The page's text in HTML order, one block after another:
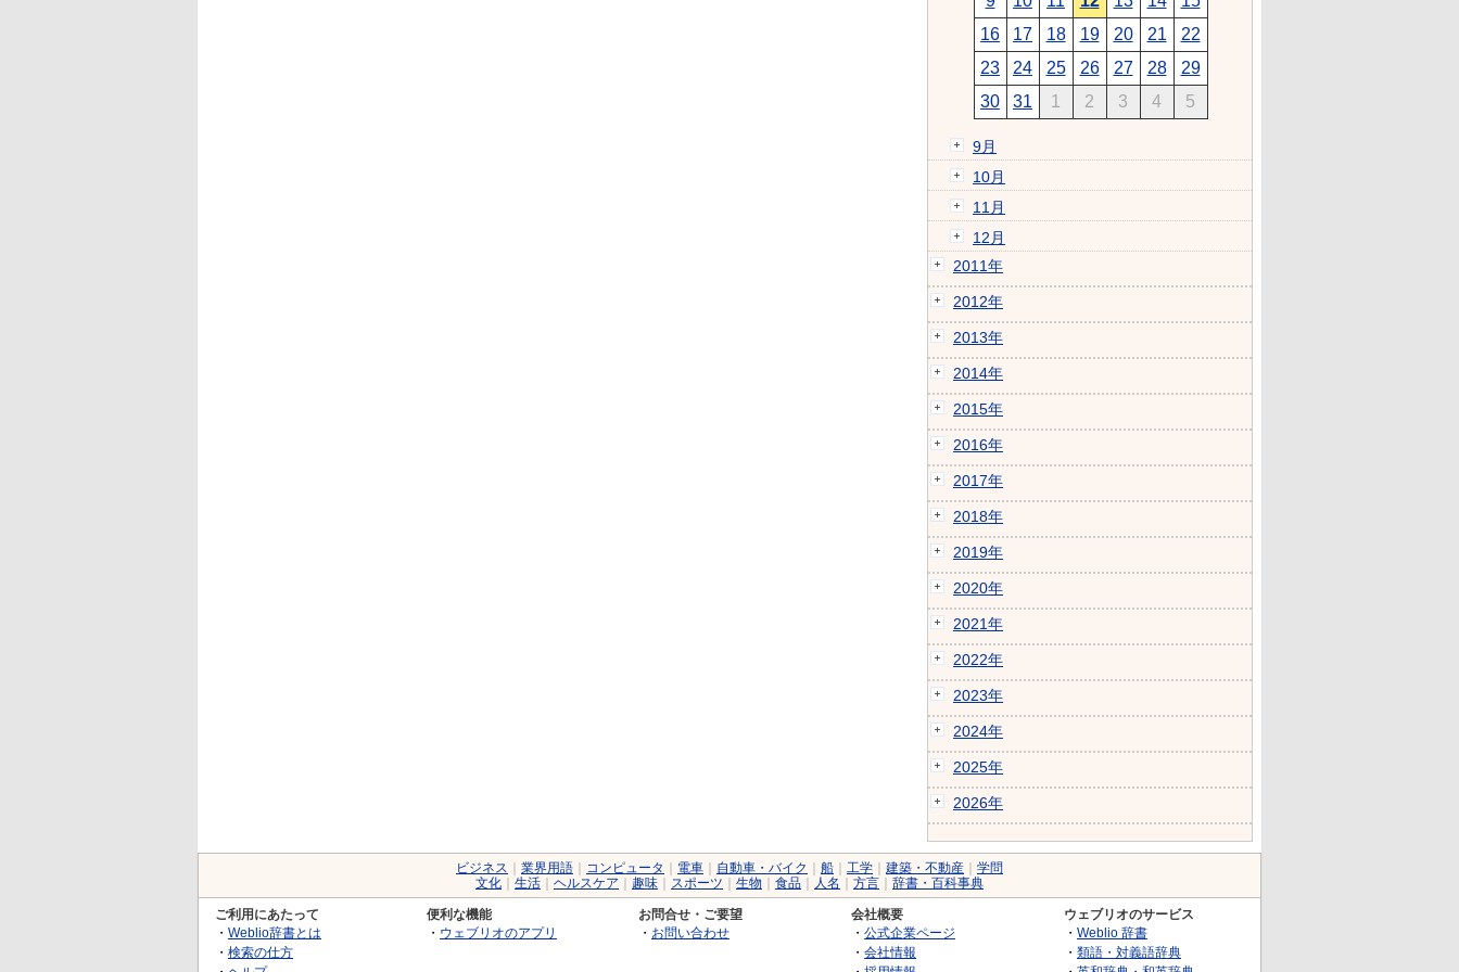
16
17 18 19 20 21
22
23
24 25 26 27 28
29
30
31 1 2 3 4 5
9月
10月
11月
12月
2011年
2012年
2013年
2014年
2015年
2016年
2017年
2018年
2019年
2020年
2021年
2022年
2023年
2024年
2025年
2026年
ビジネス 業界用語 コンピュータ 電車 自動車・バイク 船 工学 建築・不動産
学問
文化
生活 ヘルスケア 趣味 スポーツ 生物 食品 人名 方言 辞書・百科事典
ご利用にあたって
・ Weblio辞書とは
・ 検索の仕方
便利な機能
・ ウェブリオのアプリ
お問合せ・ご要望
・ お問い合わせ
会社概要
・ 公式企業ページ
・ 会社情報
ウェブリオのサービス
・ Weblio 辞書
・ 類語・対義語辞典